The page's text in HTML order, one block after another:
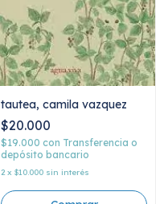
tautea, camila vazquez
$20.000
$19.000 con Transferencia o
depósito bancario
2 x $10.000 sin interés